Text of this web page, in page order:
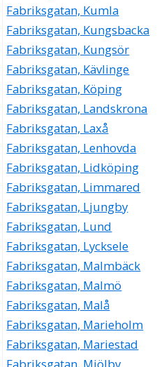
Fabriksgatan, Kumla
Fabriksgatan, Kungsbacka
Fabriksgatan, Kungsör
Fabriksgatan, Kävlinge
Fabriksgatan, Köping
Fabriksgatan, Landskrona
Fabriksgatan, Laxå
Fabriksgatan, Lenhovda
Fabriksgatan, Lidköping
Fabriksgatan, Limmared
Fabriksgatan, Ljungby
Fabriksgatan, Lund
Fabriksgatan, Lycksele
Fabriksgatan, Malmbäck
Fabriksgatan, Malmö
Fabriksgatan, Malå
Fabriksgatan, Marieholm
Fabriksgatan, Mariestad
Fabriksgatan, Mjölby